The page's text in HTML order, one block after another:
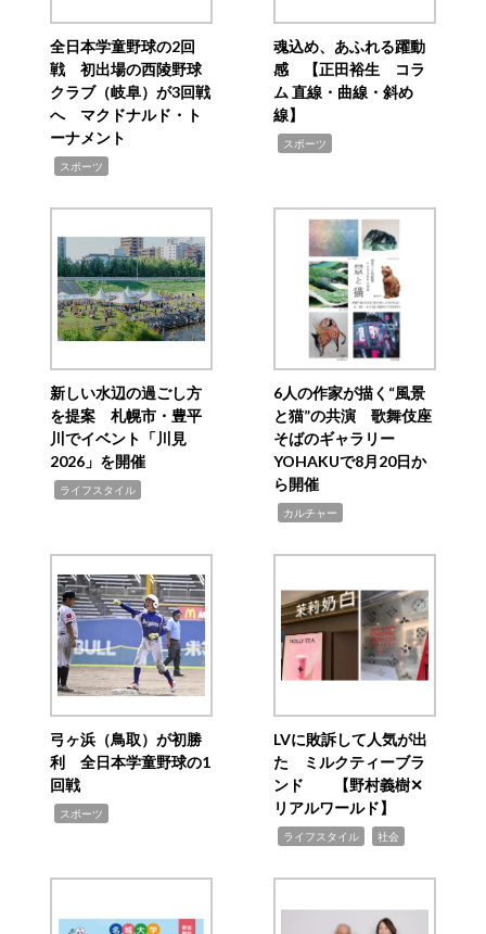
全日本学童野球の2回
戦 初出場の西陵野球
クラブ（岐阜）が3回戦
へ マクドナルド・ト
ーナメント
スポーツ
魂込め、あふれる躍動
感 【正田裕生 コラ
ム 直線・曲線・斜め
線】
スポーツ
新しい水辺の過ごし方
を提案 札幌市・豊平
川でイベント「川見
2026」を開催
ライフスタイル
6人の作家が描く“風景
と猫”の共演 歌舞伎座
そばのギャラリー
YOHAKUで8月20日か
ら開催
カルチャー
弓ヶ浜（鳥取）が初勝
利 全日本学童野球の1
回戦
スポーツ
LVに敗訴して人気が出
た ミルクティーブラ
ンド 【野村義樹✕
リアルワールド】
ライフスタイル 社会